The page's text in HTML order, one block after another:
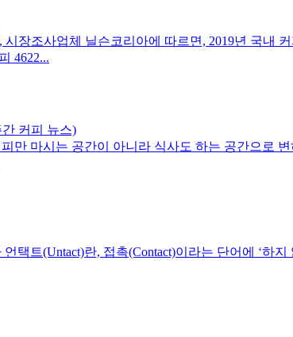
장조사업체 닐슨코리아에 따르면, 2019년 국내
4622...
커피 뉴스)
만 마시는 공간이 아니라 식사도 하는 공간으로
택트(Untact)란, 접촉(Contact)이라는 단어에 ‘하